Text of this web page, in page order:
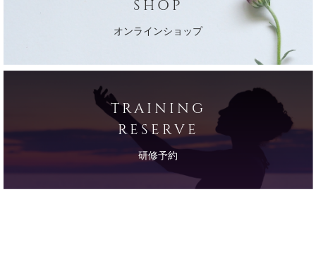
SHOP
オンラインショップ
TRAINING
RESERVE
研修予約